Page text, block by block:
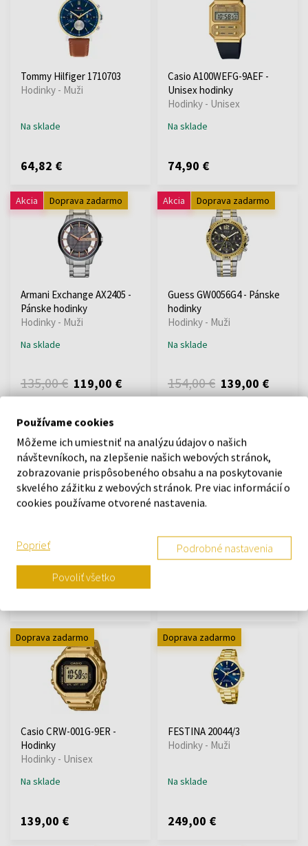
Tommy Hilfiger 1710703
Hodinky - Muži
Na sklade
64,82 €
Casio A100WEFG-9AEF -
Unisex hodinky
Hodinky - Unisex
Na sklade
74,90 €
Akcia Doprava zadarmo
Armani Exchange AX2405 -
Pánske hodinky
Hodinky - Muži
Na sklade
135,00 € 119,00 €
Akcia Doprava zadarmo
Guess GW0056G4 - Pánske
hodinky
Hodinky - Muži
Na sklade
154,00 € 139,00 €
Doprava zadarmo
Armani Exchange AX2715 -
Hodinky - Muži
Na sklade
Hodinky - Muži
Na sklade
Doprava zadarmo
Casio CRW-001G-9ER -
Hodinky
Hodinky - Unisex
Na sklade
139,00 €
Doprava zadarmo
FESTINA 20044/3
Hodinky - Muži
Na sklade
249,00 €
Používame cookies
Môžeme ich umiestniť na analýzu údajov o našich
návštevníkoch, na zlepšenie našich webových stránok,
zobrazovanie prispôsobeného obsahu a na poskytovanie
skvelého zážitku z webových stránok. Pre viac informácií o
cookies používame otvorené nastavenia.
Poprieť Podrobné nastavenia
Povoliť všetko